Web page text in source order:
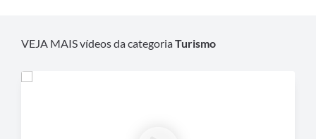
VEJA MAIS vídeos da categoriaTurismo